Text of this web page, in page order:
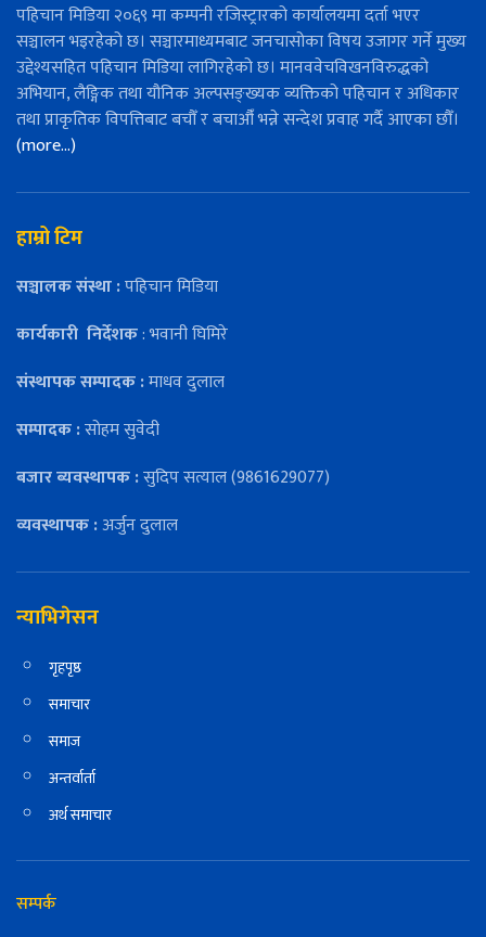
पहिचान मिडिया २०६९ मा कम्पनी रजिस्ट्रारको कार्यालयमा दर्ता भएर
सञ्चालन भइरहेको छ। सञ्चारमाध्यमबाट जनचासोका विषय उजागर गर्ने मुख्य
उद्देश्यसहित पहिचान मिडिया लागिरहेको छ। मानववेचविखनविरुद्धको
अभियान, लैङ्गिक तथा यौनिक अल्पसङ्ख्यक व्यक्तिको पहिचान र अधिकार
तथा प्राकृतिक विपत्तिबाट बचौँ र बचाऔँ भन्ने सन्देश प्रवाह गर्दै आएका छौँ।
(more…)
हाम्रो टिम
सञ्चालक संस्था :पहिचान मिडिया
कार्यकारी निर्देशक: भवानी घिमिरे
संस्थापक सम्पादक :माधव दुलाल
सम्पादक :सोहम सुवेदी
बजार ब्यवस्थापक :सुदिप सत्याल (9861629077)
व्यवस्थापक :अर्जुन दुलाल
न्याभिगेसन
गृहपृष्ठ
समाचार
समाज
अन्तर्वार्ता
अर्थ समाचार
सम्पर्क